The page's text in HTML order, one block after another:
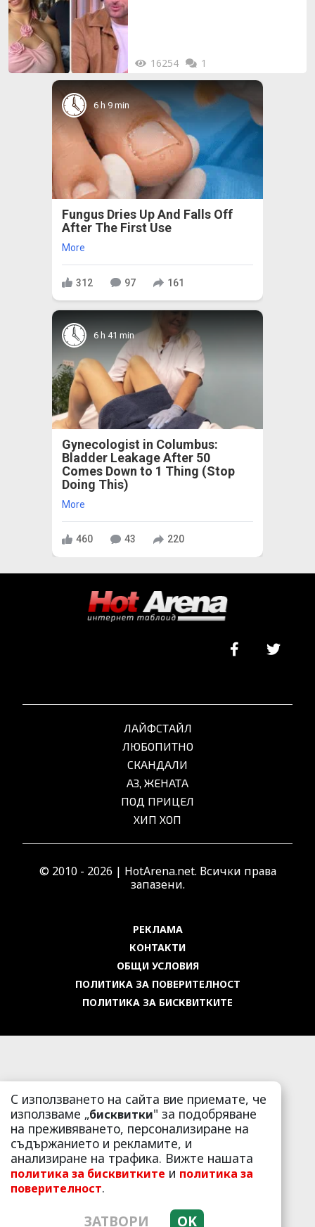
16254 1
6 h 9 min
Fungus Dries Up And Falls Off
After The First Use
More
312 97 161
6 h 41 min
Gynecologist in Columbus:
Bladder Leakage After 50
Comes Down to 1 Thing (Stop
Doing This)
More
460 43 220
С използването на сайта вие приемате, че
използваме „бисквитки" за подобряване
на преживяването, персонализиране на
съдържанието и рекламите, и
анализиране на трафика. Вижте нашата
политика за бисквитките и политика за
поверителност.
ЗАТВОРИ OK
ЛАЙФСТАЙЛ
ЛЮБОПИТНО
СКАНДАЛИ
АЗ, ЖЕНАТА
ПОД ПРИЦЕЛ
ХИП ХОП
© 2010 - 2026 | HotArena.net. Всички права
запазени.
РЕКЛАМА
КОНТАКТИ
ОБЩИ УСЛОВИЯ
ПОЛИТИКА ЗА ПОВЕРИТЕЛНОСТ
ПОЛИТИКА ЗА БИСКВИТКИТЕ